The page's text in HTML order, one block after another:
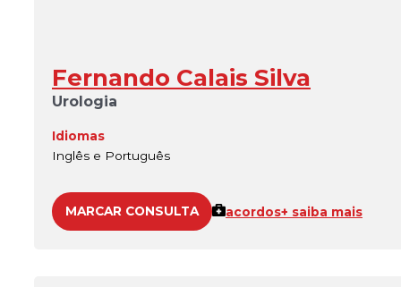
Fernando Calais Silva
Urologia
Idiomas
Inglês e Português
MARCAR CONSULTA acordos+ saiba mais